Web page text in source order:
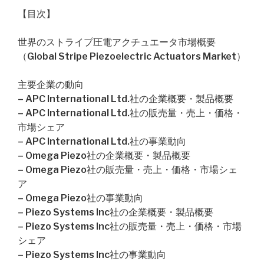
【目次】
世界のストライプ圧電アクチュエータ市場概要
（Global Stripe Piezoelectric Actuators Market）
主要企業の動向
– APC International Ltd.社の企業概要・製品概要
– APC International Ltd.社の販売量・売上・価格・
市場シェア
– APC International Ltd.社の事業動向
– Omega Piezo社の企業概要・製品概要
– Omega Piezo社の販売量・売上・価格・市場シェ
ア
– Omega Piezo社の事業動向
– Piezo Systems Inc社の企業概要・製品概要
– Piezo Systems Inc社の販売量・売上・価格・市場
シェア
– Piezo Systems Inc社の事業動向